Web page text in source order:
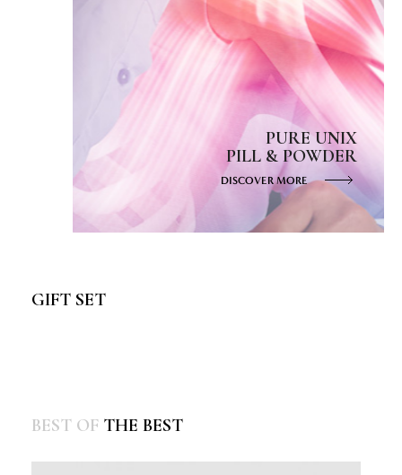
PURE UNIX
PILL & POWDER
DISCOVER MORE
GIFT SET
BEST OF THE BEST